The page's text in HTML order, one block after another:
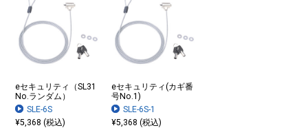
eセキュリティ（SL31
No.ランダム）
SLE-6S
¥5,368 (税込)
eセキュリティ(カギ番
号No.1)
SLE-6S-1
¥5,368 (税込)